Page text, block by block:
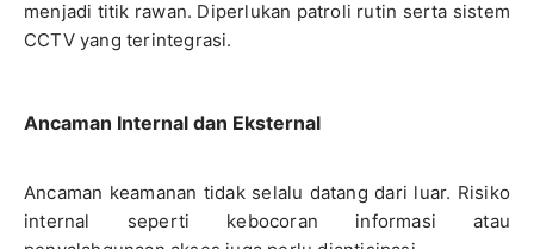
menjadi titik rawan. Diperlukan patroli rutin serta sistem
CCTV yang terintegrasi.
Ancaman Internal dan Eksternal
Ancaman keamanan tidak selalu datang dari luar. Risiko
internal seperti kebocoran informasi atau